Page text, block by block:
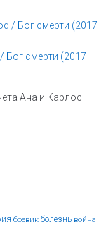
Бог смерти (2017
Ана и Карлос
боевик болезнь война